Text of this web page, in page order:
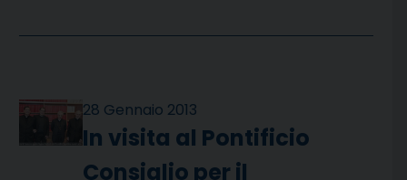
28 Gennaio 2013
In visita al Pontificio
Consiglio per il